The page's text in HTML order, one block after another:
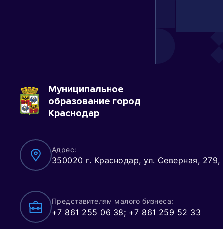
Муниципальное
образование город
Краснодар
Адрес:
350020 г. Краснодар, ул. Северная,
Представителям малого бизнеса:
+7 861 255 06 38; +7 861 259 52 33